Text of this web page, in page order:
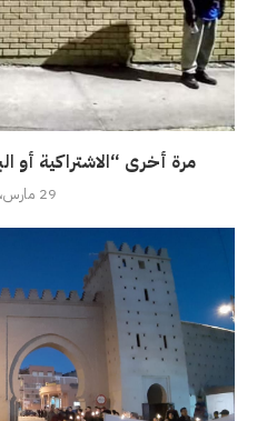
مرة أخرى “الاشتراكية أو
29 مارس، 2020